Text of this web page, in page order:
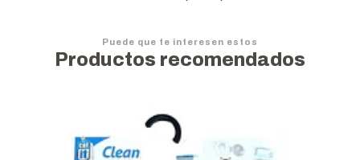
Puede que te interesen estos
Productos recomendados